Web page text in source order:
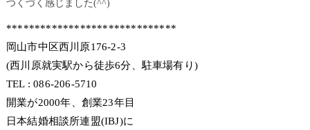
つくづく感じました(^^)
******************************
岡山市中区西川原176-2-3
(西川原就実駅から徒歩6分、駐車場有り)
TEL : 086-206-5710
開業が2000年、創業23年目
日本結婚相談所連盟(IBJ)に